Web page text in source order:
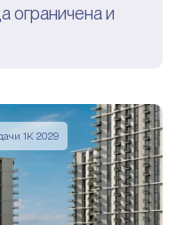
ограничена и
1К 2029